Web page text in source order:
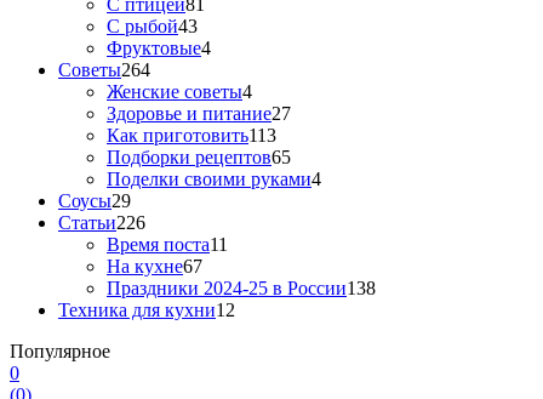
С рыбой43
Фруктовые4
Советы264
Женские советы4
Здоровье и питание27
Как приготовить113
Подборки рецептов65
Поделки своими руками4
Соусы29
Статьи226
Время поста11
На кухне67
Праздники 2024-25 в России138
Техника для кухни12
Популярное
0
(0)